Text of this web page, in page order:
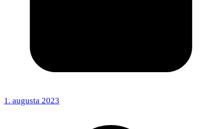
1. augusta 2023